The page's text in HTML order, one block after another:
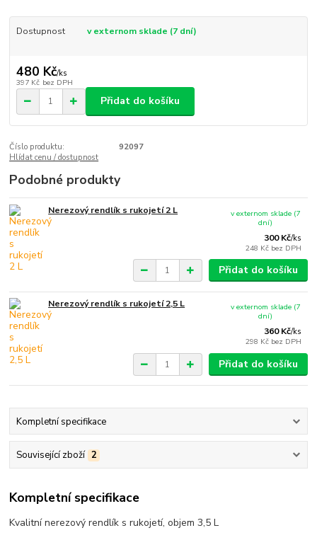
Dostupnost v externom sklade (7 dní)
480 Kč/ks
397 Kč bez DPH
Přidat do košíku
Číslo produktu:
92097
Hlídat cenu / dostupnost
Podobné produkty
Nerezový rendlík s rukojetí 2 L
300 Kč/ks
248 Kč bez DPH
v externom sklade (7
dní)
Přidat do košíku
Nerezový rendlík s rukojetí 2,5 L
360 Kč/ks
298 Kč bez DPH
v externom sklade (7
dní)
Přidat do košíku
Kompletní specifikace
Související zboží 2
Kompletní specifikace
Kvalitní nerezový rendlík s rukojetí, objem 3,5 L